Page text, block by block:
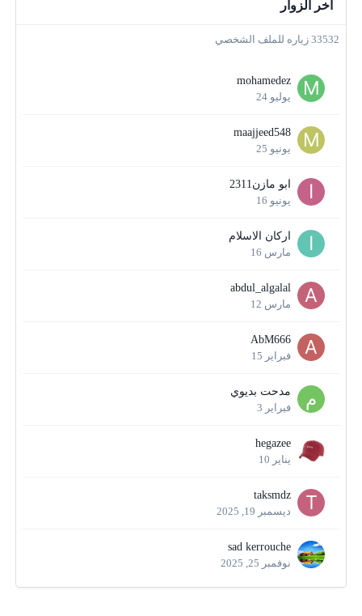
اخر الزوار
33532 زياره للملف الشخصي
mohamedez
يوليو 24
maajjeed548
يونيو 25
ابو مازن2311
يونيو 16
اركان الاسلام
مارس 16
abdul_algalal
مارس 12
AbM666
فبراير 15
مدحت بديوي
فبراير 3
hegazee
يناير 10
taksmdz
ديسمبر 19, 2025
sad kerrouche
نوفمبر 25, 2025